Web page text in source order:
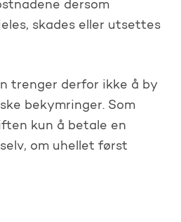
dersom
skades eller utsettes
trenger derfor ikke å by
bekymringer. Som
kun å betale en
om uhellet først